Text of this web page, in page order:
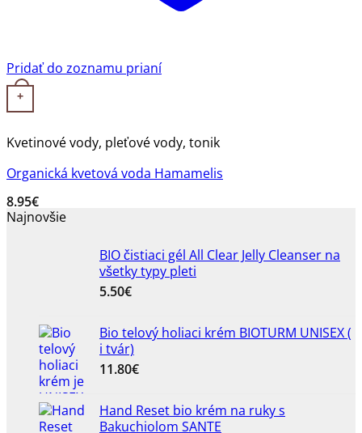
Pridať do zoznamu prianí
+
Kvetinové vody, pleťové vody, tonik
Organická kvetová voda Hamamelis
8.95€
Najnovšie
BIO čistiaci gél All Clear Jelly Cleanser na
všetky typy pleti
5.50€
Bio telový holiaci krém BIOTURM UNISEX (
i tvár)
11.80€
Hand Reset bio krém na ruky s
Bakuchiolom SANTE